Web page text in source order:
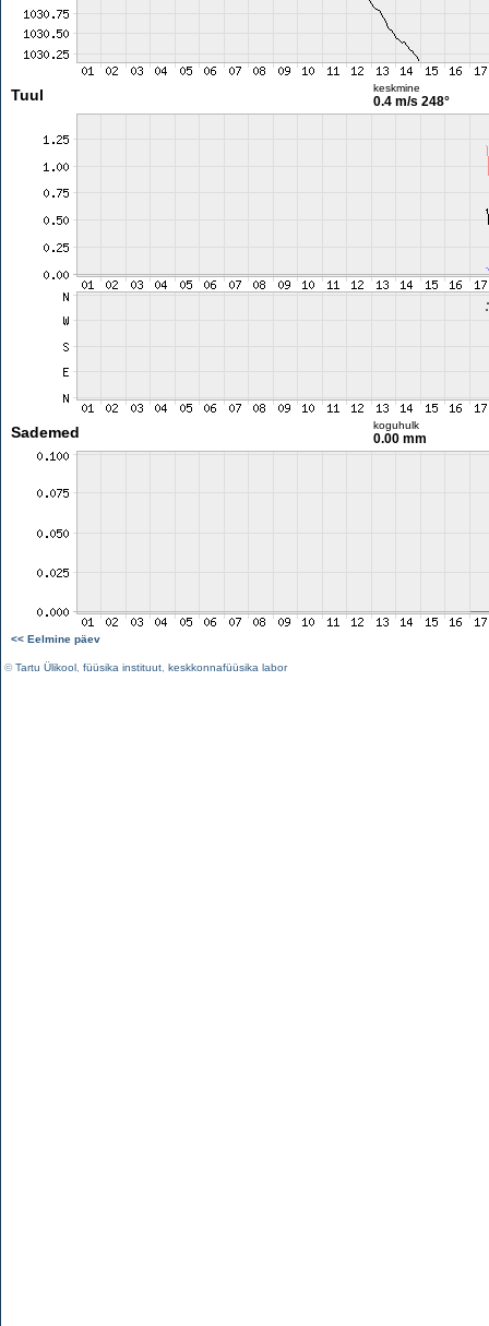
Tuul keskmine
0.4 m/s 248°
Sademed koguhulk
0.00 mm
<< Eelmine päev
©Tartu Ülikool füüsika instituut keskkonnafüüsika labor